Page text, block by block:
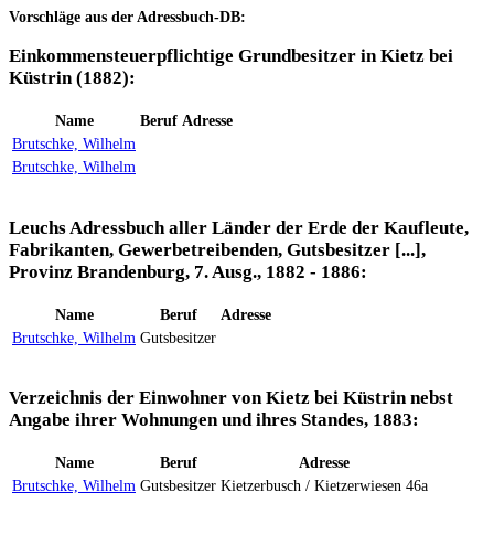
Vorschläge aus der Adressbuch-DB:
Einkommensteuerpflichtige Grundbesitzer in Kietz bei
Küstrin (1882):
Name Beruf Adresse
Brutschke, Wilhelm
Brutschke, Wilhelm
Leuchs Adressbuch aller Länder der Erde der Kaufleute,
Fabrikanten, Gewerbetreibenden, Gutsbesitzer [...],
Provinz Brandenburg, 7. Ausg., 1882 - 1886:
Name Beruf
Adresse
Brutschke, Wilhelm Gutsbesitzer
Verzeichnis der Einwohner von Kietz bei Küstrin nebst
Angabe ihrer Wohnungen und ihres Standes, 1883:
Name Beruf
Adresse
Brutschke, Wilhelm Gutsbesitzer Kietzerbusch / Kietzerwiesen 46a